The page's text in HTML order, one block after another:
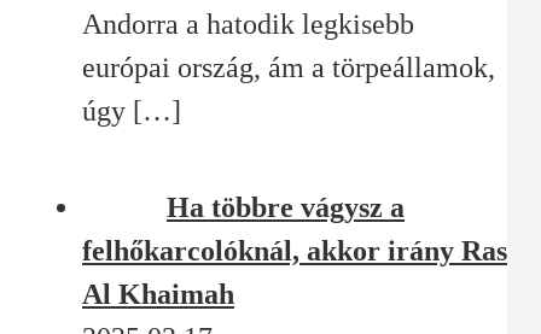
Andorra a hatodik legkisebb
európai ország, ám a törpeállamok,
úgy […]
Ha többre vágysz a
felhőkarcolóknál, akkor irány Ras
Al Khaimah